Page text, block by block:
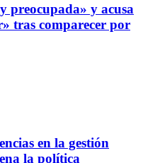
preocupada» y acusa
tras comparecer por
en la gestión
la política